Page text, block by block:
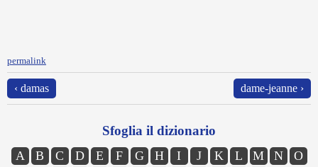
permalink
‹ damas dame-jeanne ›
Sfoglia il dizionario
A B C D E F G H I J K L M N
O